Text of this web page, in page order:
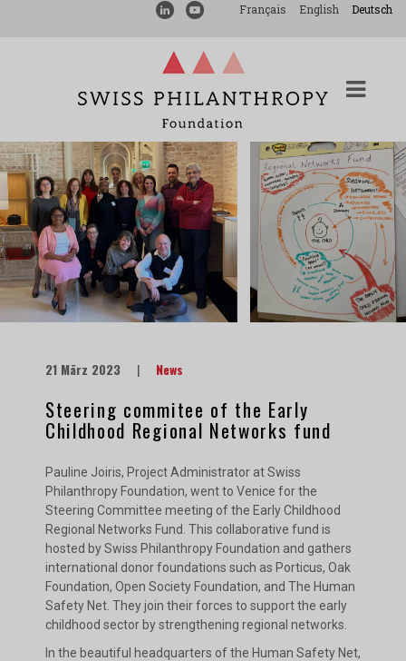
Français English Deutsch
21 März 2023 | News
Steering commitee of the Early
Childhood Regional Networks fund
Pauline Joiris, Project Administrator at Swiss
Philanthropy Foundation, went to Venice for the
Steering Committee meeting of the Early Childhood
Regional Networks Fund. This collaborative fund is
hosted by Swiss Philanthropy Foundation and gathers
international donor foundations such as Porticus, Oak
Foundation, Open Society Foundation, and The Human
Safety Net. They join their forces to support the early
childhood sector by strengthening regional networks.
In the beautiful headquarters of the Human Safety Net,